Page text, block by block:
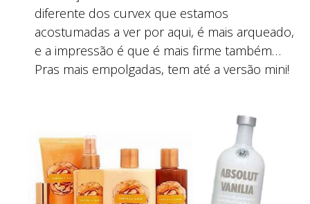
diferente dos curvex que estamos
acostumadas a ver por aqui, é mais arqueado,
e a impressão é que é mais firme também…
Pras mais empolgadas, tem até a versão mini!